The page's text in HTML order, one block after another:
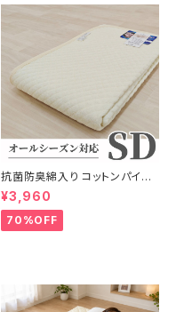
抗菌防臭綿入り コットンパイル
敷パッド 120×205cm
¥3,960
70%OFF